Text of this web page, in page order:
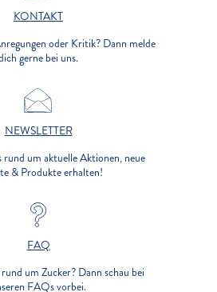
KONTAKT
oder Kritik? Dann melde
gerne bei uns.
NEWSLETTER
rund um aktuelle Aktionen, neue
& Produkte erhalten!
FAQ
um Zucker? Dann schau bei
FAQs vorbei.